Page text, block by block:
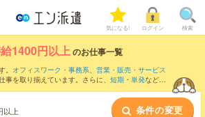
気になる! ログイン 検索
1400円以上のお仕事一覧
オフィスワーク・事務系、 営業・販売・サービス
事を取り揃えています。さらに、 短期 ・ 単発などの
以上 条件の変更